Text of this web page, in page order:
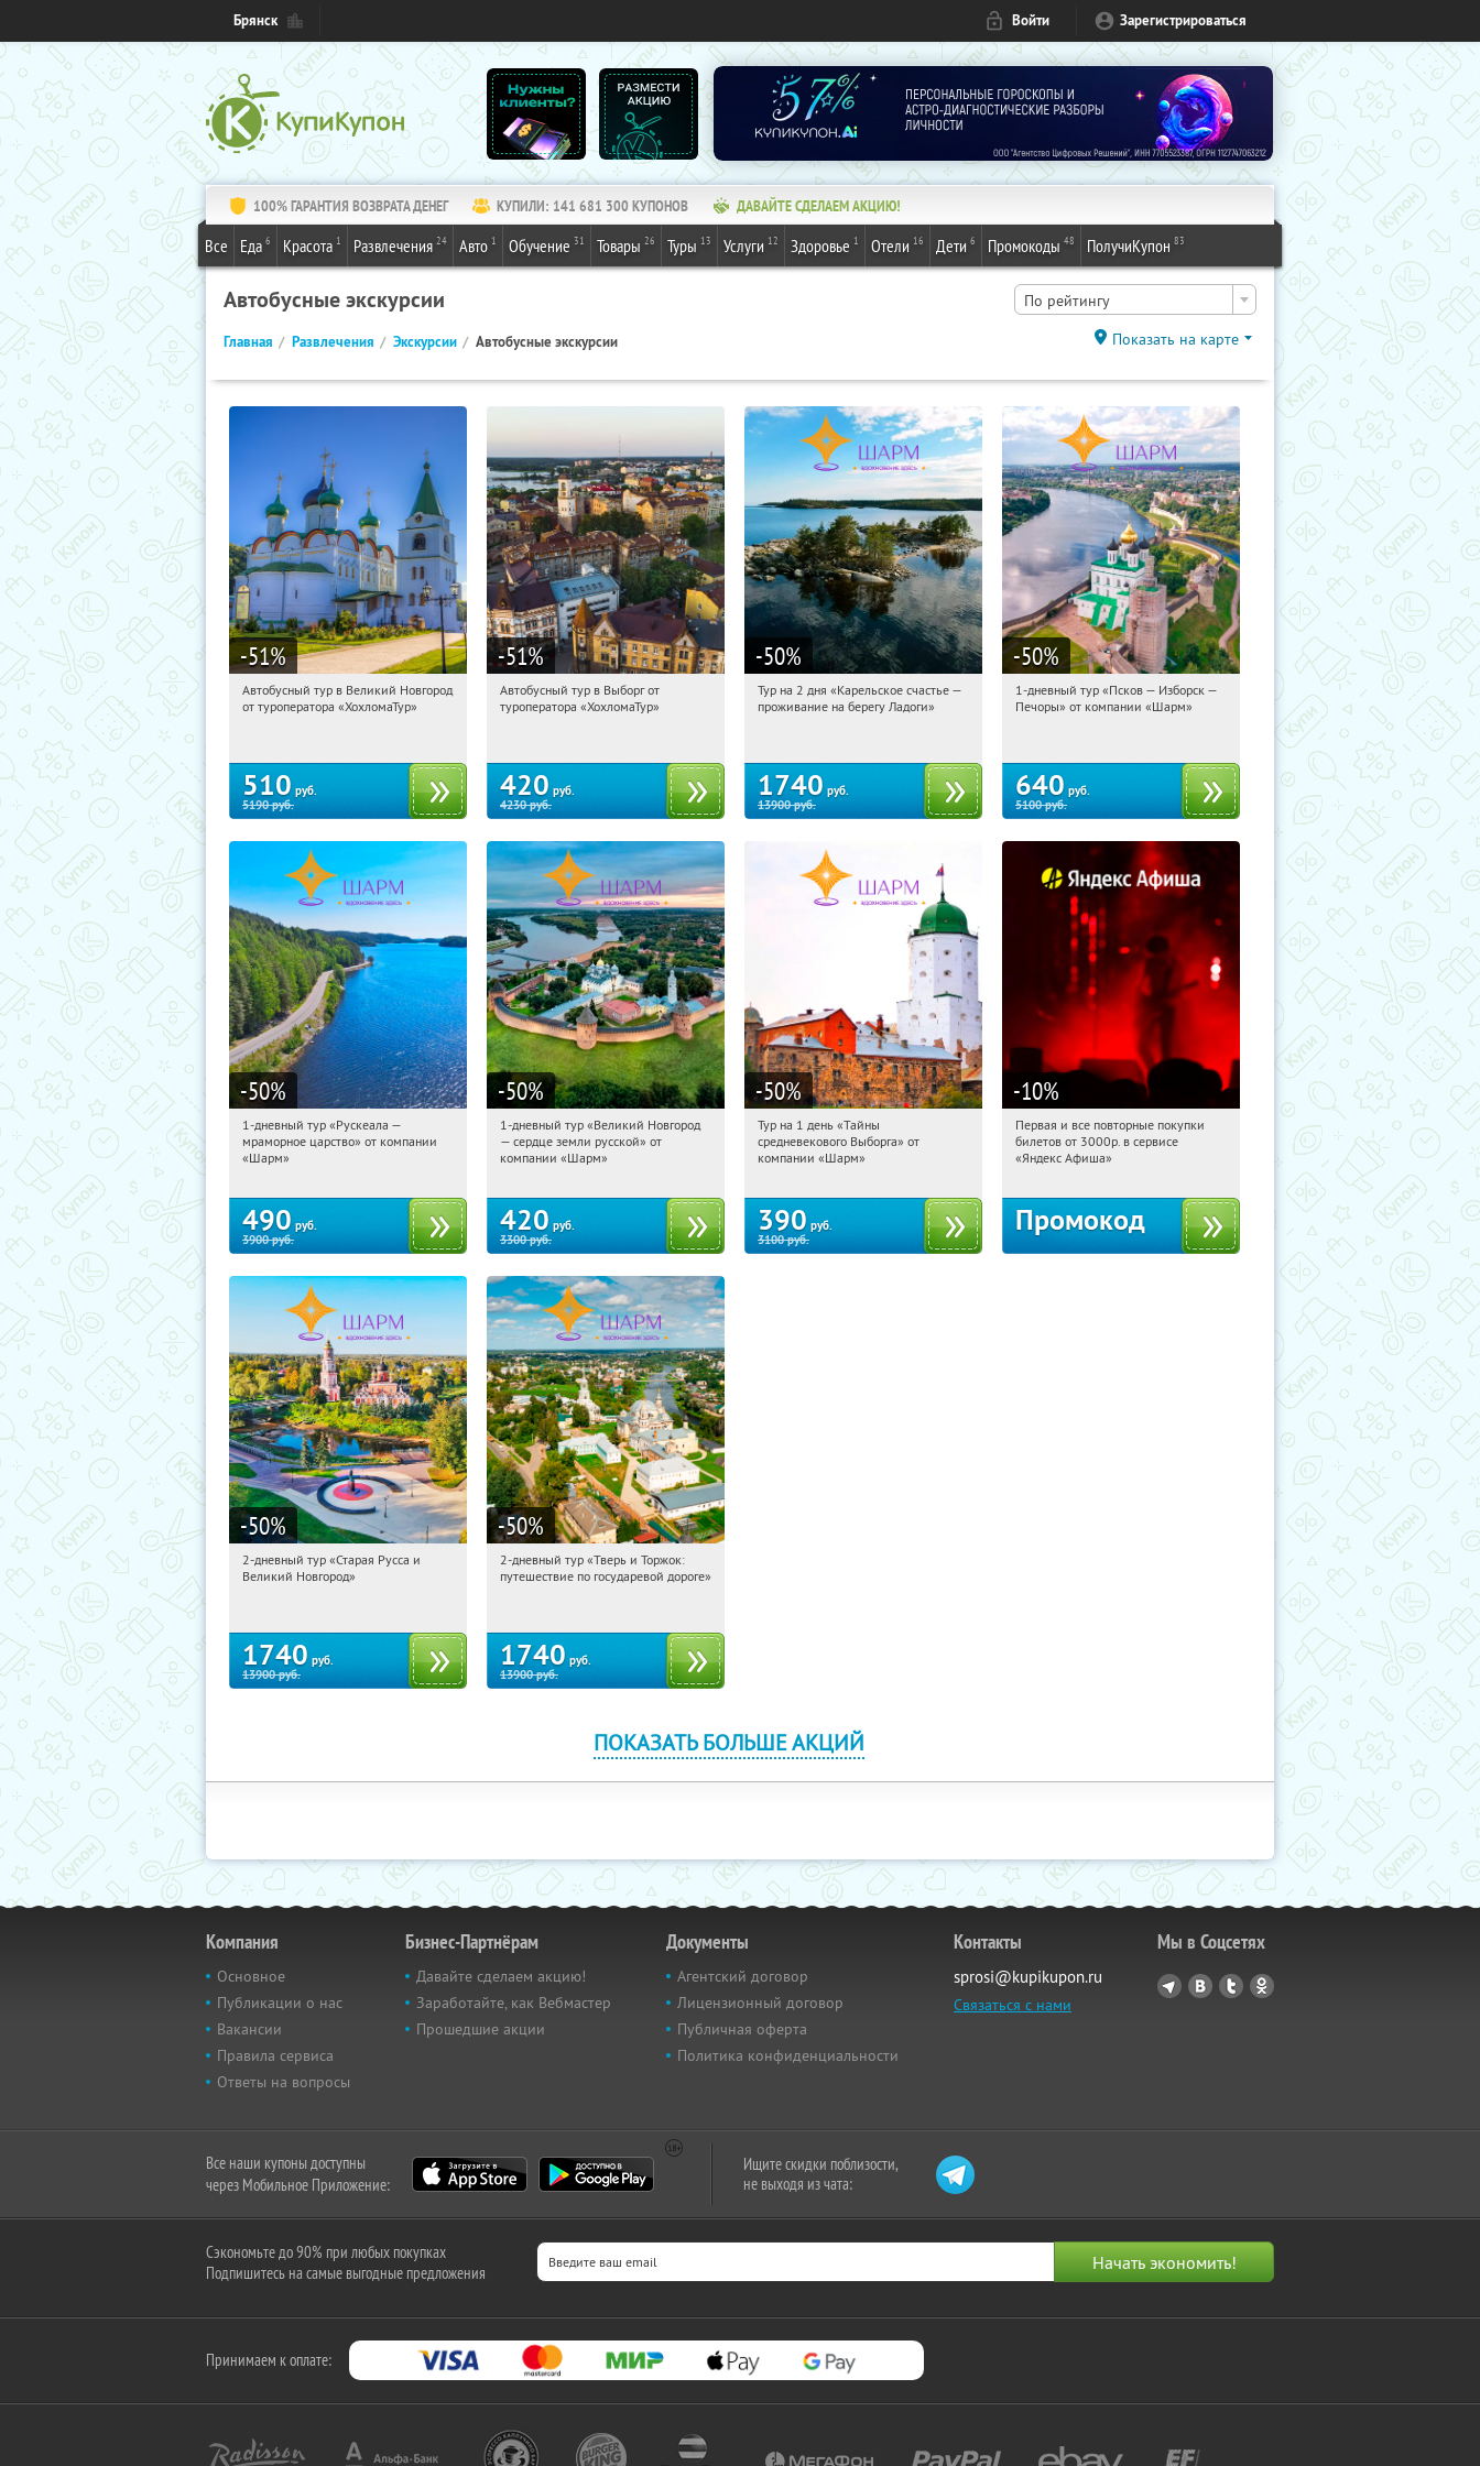
Брянск Войти Зарегистрироваться
100% ГАРАНТИЯ ВОЗВРАТА ДЕНЕГ КУПИЛИ: 141 681 300КУПОНОВ ДАВАЙТЕ СДЕЛАЕМ АКЦИЮ!
Все Еда 6 Красота 1 Развлечения 24 Авто 1 Обучение 31 Товары 26 Туры 13 Услуги 12 Здоровье 1 Отели 16 Дети 6 Промокоды 48 ПолучиКупон 83
Автобусные экскурсии По рейтингу
Главная Развлечения Экскурсии Автобусные экскурсии Показать на карте
-51%
01:10:01 Купили:2
Автобусный тур в Великий Новгород
от туроператора «ХохломаТур»
510 руб.
5190руб.
-51%
01:10:01 Купили:
Автобусный тур в Выборг от
туроператора «ХохломаТур»
420 руб.
4230руб.
-50%
01:10:01 Купили:39
Тур на 2 дня «Карельское счастье —
проживание на берегу Ладоги»
1740 руб.
13900руб.
-50%
01:10:01 Купили:12
1-дневный тур «Псков — Изборск —
Печоры» от компании «Шарм»
640 руб.
5100руб.
-50%
01:10:01 Купили:
Достоевская
1-дневный тур «Рускеала —
мраморное царство» от компании
«Шарм»
490 руб.
3900руб.
-50%
01:10:01 Купили:22
Достоевская
1-дневный тур «Великий Новгород
— сердце земли русской» от
компании «Шарм»
420 руб.
3300руб.
-50%
01:10:01
Достоевская
Тур на 1 день «Тайны
средневекового Выборга» от
компании «Шарм»
390 руб.
3100руб.
-10%
01:10:01 Получили:
Россия
Первая и все повторные покупки
билетов от 3000р. в сервисе
«Яндекс Афиша»
Промокод
-50%
01:10:01 Купили:
2-дневный тур «Старая Русса и
Великий Новгород»
1740 руб.
13900руб.
-50%
01:10:01 Купили:
2-дневный тур «Тверь и Торжок:
путешествие по государевой дороге»
1740 руб.
13900руб.
ПОКАЗАТЬ БОЛЬШЕ АКЦИЙ
Компания
Основное
Публикации о нас
Вакансии
Правила сервиса
Ответы на вопросы
Бизнес-Партнёрам
Давайте сделаем акцию!
Заработайте, как Вебмастер
Прошедшие акции
Документы
Агентский договор
Лицензионный договор
Публичная оферта
Политика конфиденциальности
Контакты
sprosi@kupikupon.ru
Связаться с нами
Мы в Соцсетях
Все наши купоны доступны
через Мобильное Приложение:
Ищите скидки поблизости,
не выходя из чата:
Сэкономьте до 90% при любых покупках
Подпишитесь на самые выгодные предложения
Принимаем к оплате: